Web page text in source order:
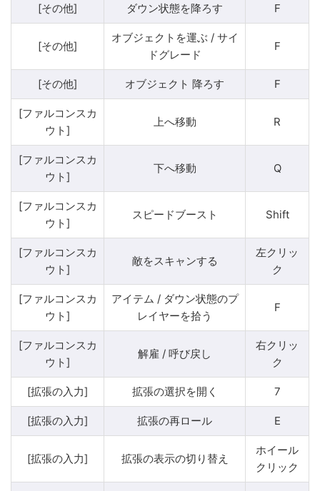
[その他] ダウン状態を降ろす F
[その他]
オブジェクトを運ぶ / サイ
ドグレード
F
[その他] オブジェクト 降ろす F
[ファルコンスカ
ウト]
上へ移動 R
[ファルコンスカ
ウト]
下へ移動 Q
[ファルコンスカ
ウト]
スピードブースト Shift
[ファルコンスカ
ウト]
敵をスキャンする
左クリッ
ク
[ファルコンスカ
ウト]
アイテム / ダウン状態のプ
レイヤーを拾う
F
[ファルコンスカ
ウト]
解雇 / 呼び戻し
右クリッ
ク
[拡張の入力] 拡張の選択を開く 7
[拡張の入力] 拡張の再ロール E
[拡張の入力] 拡張の表示の切り替え
ホイール
クリック